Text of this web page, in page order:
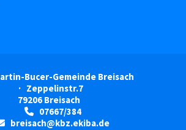
Bucer-Gemeinde Breisach
· Zeppelinstr.7
79206 Breisach
07667/384
breisach@kbz.ekiba.de